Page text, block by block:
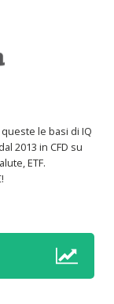
le basi di IQ
2013 in CFD su
ETF.